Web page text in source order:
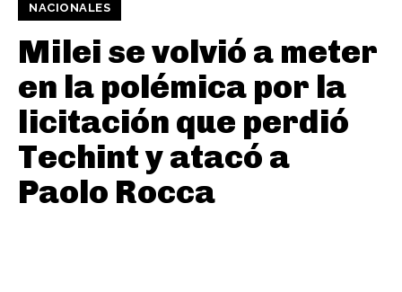
NACIONALES
Milei se volvió a meter
en la polémica por la
licitación que perdió
Techint y atacó a
Paolo Rocca